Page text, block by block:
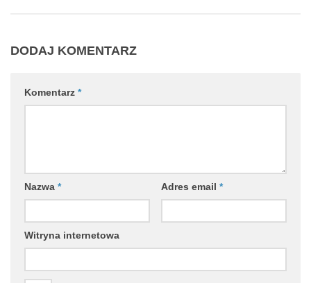
DODAJ KOMENTARZ
Komentarz *
Nazwa * Adres email *
Witryna internetowa